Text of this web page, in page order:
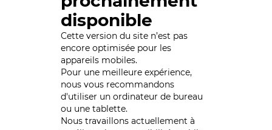
disponible
Cette version du site n’est pas
encore optimisée pour les
appareils mobiles.
Pour une meilleure expérience,
nous vous recommandons
d'utiliser un ordinateur de bureau
ou une tablette.
Nous travaillons actuellement à